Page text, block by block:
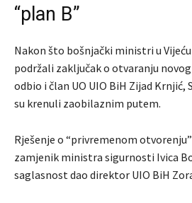
“plan B”
Nakon što bošnjački ministri u
podržali zaključak o otvaranju novog
odbio i član UO UIO BiH Zijad Krnjić,
su krenuli zaobilaznim putem.
Rješenje o “privremenom
zamjenik ministra sigurnosti Ivica
saglasnost dao direktor UIO BiH